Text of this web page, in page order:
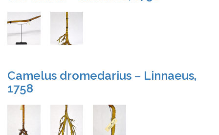
Camelus dromedarius – Linnaeus,
1758